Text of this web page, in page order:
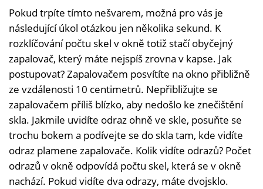
Pokud trpíte tímto nešvarem, možná pro vás je
následující úkol otázkou jen několika sekund. K
rozklíčování počtu skel v okně totiž stačí obyčejný
zapalovač, který máte nejspíš zrovna v kapse. Jak
postupovat? Zapalovačem posvítíte na okno přibližně
ze vzdálenosti 10 centimetrů. Nepřibližujte se
zapalovačem příliš blízko, aby nedošlo ke znečištění
skla. Jakmile uvidíte odraz ohně ve skle, posuňte se
trochu bokem a podívejte se do skla tam, kde vidíte
odraz plamene zapalovače. Kolik vidíte odrazů? Počet
odrazů v okně odpovídá počtu skel, která se v okně
nachází. Pokud vidíte dva odrazy, máte dvojsklo.